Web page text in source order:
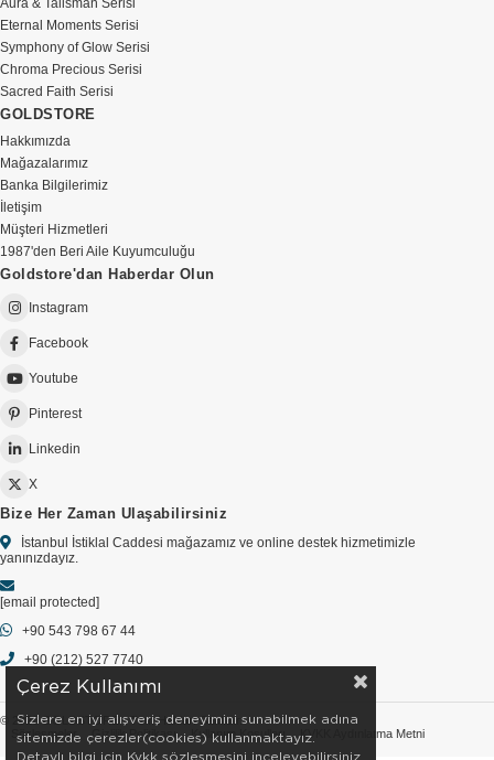
Aura & Talisman Serisi
Eternal Moments Serisi
Symphony of Glow Serisi
Chroma Precious Serisi
Sacred Faith Serisi
GOLDSTORE
Hakkımızda
Mağazalarımız
Banka Bilgilerimiz
İletişim
Müşteri Hizmetleri
1987'den Beri Aile Kuyumculuğu
Goldstore'dan Haberdar Olun
Instagram
Facebook
Youtube
Pinterest
Linkedin
X
Bize Her Zaman Ulaşabilirsiniz
İstanbul İstiklal Caddesi mağazamız ve online destek hizmetimizle
yanınızdayız.
[email protected]
+90 543 798 67 44
+90 (212) 527 7740
© 2026 GOLDSTORE - Tüm Hakları Saklıdır.
Sözleşmeler
Gizlilik Politikası Kullanım Koşulları KVKK Aydınlatma Metni
Çerez Kullanımı
Sizlere en iyi alışveriş deneyimini sunabilmek adına
sitemizde çerezler(cookies) kullanmaktayız.
Detaylı bilgi için Kvkk sözleşmesini inceleyebilirsiniz.